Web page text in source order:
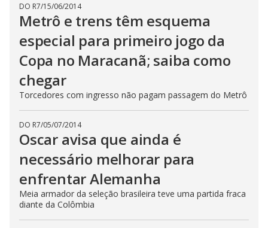
DO R7/15/06/2014
Metrô e trens têm esquema
especial para primeiro jogo da
Copa no Maracanã; saiba como
chegar
Torcedores com ingresso não pagam passagem do Metrô
DO R7/05/07/2014
Oscar avisa que ainda é
necessário melhorar para
enfrentar Alemanha
Meia armador da seleção brasileira teve uma partida fraca
diante da Colômbia